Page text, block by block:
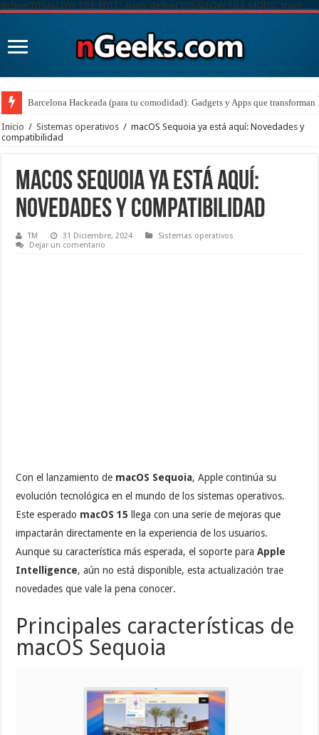
define('DISALLOW_FILE_EDIT', true); define('DISALLOW_FILE_MODS', true);
Barcelona Hackeada (para tu comodidad): Gadgets y Apps que transforman
Inicio / Sistemas operativos / macOS Sequoia ya está aquí: Novedades y
compatibilidad
macOS Sequoia ya está aquí:
Novedades y compatibilidad
TM 31 Diciembre, 2024
Sistemas operativos
Dejar un comentario
Con el lanzamiento de macOS Sequoia, Apple continúa su
evolución tecnológica en el mundo de los sistemas operativos.
Este esperado macOS 15 llega con una serie de mejoras que
impactarán directamente en la experiencia de los usuarios.
Aunque su característica más esperada, el soporte paraApple
Intelligence, aún no está disponible, esta actualización trae
novedades que vale la pena conocer.
Principales características de
macOS Sequoia